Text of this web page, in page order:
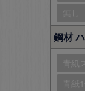
無し
鋼材
青紙
青紙